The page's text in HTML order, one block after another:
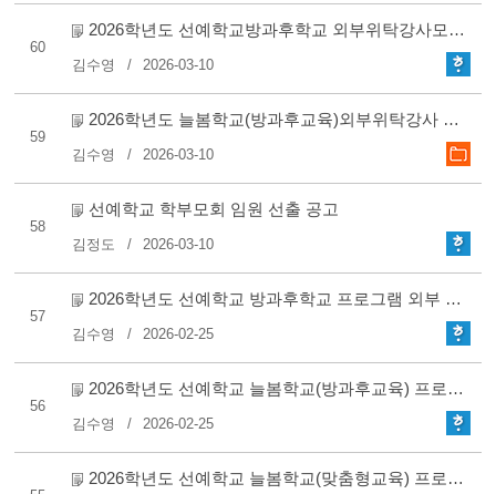
60
2026학년도 선예학교방과후학교 외부위탁강사모집공고(재공고..
김수영 2026-03-10
59
2026학년도 늘봄학교(방과후교육)외부위탁강사 모집 공고(재공..
김수영 2026-03-10
58
선예학교 학부모회 임원 선출 공고
김정도 2026-03-10
57
2026학년도 선예학교 방과후학교 프로그램 외부 위탁강사 합격..
김수영 2026-02-25
56
2026학년도 선예학교 늘봄학교(방과후교육) 프로그램 외부 위..
김수영 2026-02-25
2026학년도 선예학교 늘봄학교(맞춤형교육) 프로그램 외부 위..